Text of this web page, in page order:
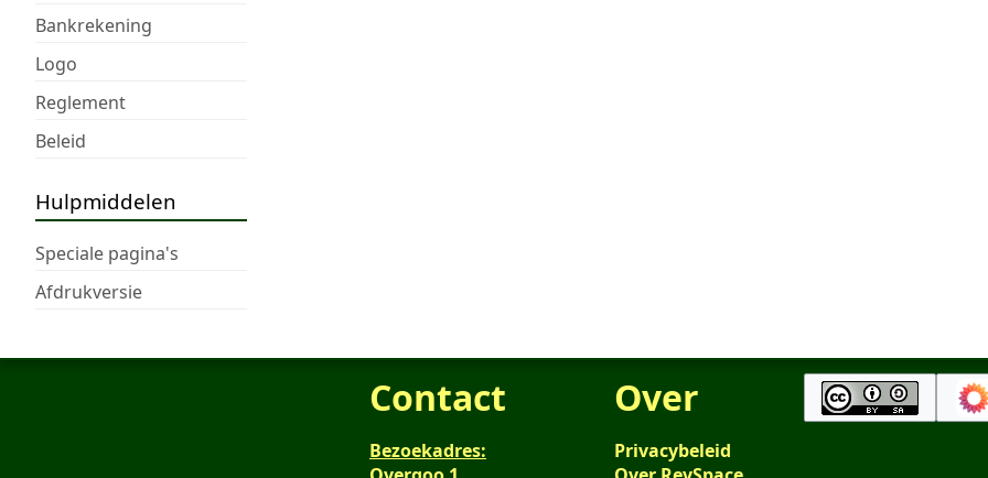
Bankrekening
Logo
Reglement
Beleid
Hulpmiddelen
Speciale pagina's
Afdrukversie
Contact
Bezoekadres:
Over
Privacybeleid